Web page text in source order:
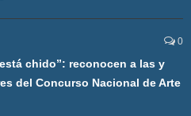
0
chido”: reconocen a las y
del Concurso Nacional de Arte